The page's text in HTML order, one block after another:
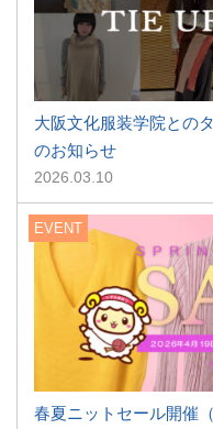
大阪文化服装学院との
のお知らせ
2026.03.10
EVENT
春夏ニットセール開催